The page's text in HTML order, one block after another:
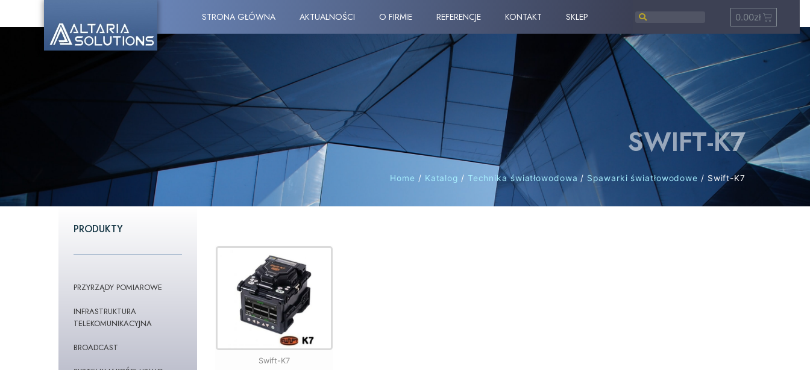
STRONA GŁÓWNA AKTUALNOŚCI O FIRMIE REFERENCJE KONTAKT SKLEP 0.00zł
SWIFT-K7
Home / Katalog / Technika światłowodowa / Spawarki światłowodowe / Swift-K7
PRODUKTY
PRZYRZĄDY POMIAROWE
INFRASTRUKTURA
TELEKOMUNIKACYJNA
BROADCAST
Swift-K7